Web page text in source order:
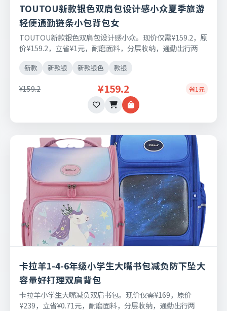
TOUTOU新款银色双肩包设计感小众夏季旅游
轻便通勤链条小包背包女
TOUTOU新款银色双肩包设计感小众。现价仅需¥159.2，原
价¥159.2，立省¥1元，耐磨面料，分层收纳，通勤出行两
新款 新款银 新款银色 款银
¥159.2 ¥159.2 省1元
卡拉羊1-4-6年级小学生大嘴书包减负防下坠大
容量好打理双肩背包
卡拉羊小学生大嘴减负双肩书包。现价仅需¥169，原价
¥239，立省¥0.71元，耐磨面料，分层收纳，通勤出行两